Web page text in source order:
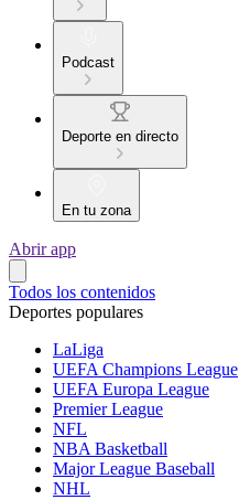
Podcast
Deporte en directo
En tu zona
Abrir app
Todos los contenidos
Deportes populares
LaLiga
UEFA Champions League
UEFA Europa League
Premier League
NFL
NBA Basketball
Major League Baseball
NHL